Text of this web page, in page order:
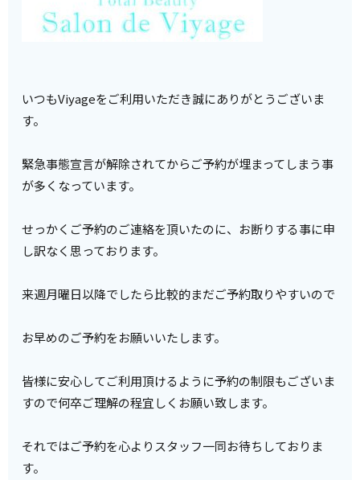
いつもViyageをご利用いただき誠にありがとうございま
す。
緊急事態宣言が解除されてからご予約が埋まってしまう事
が多くなっています。
せっかくご予約のご連絡を頂いたのに、お断りする事に申
し訳なく思っております。
来週月曜日以降でしたら比較的まだご予約取りやすいので
お早めのご予約をお願いいたします。
皆様に安心してご利用頂けるように予約の制限もございま
すので何卒ご理解の程宜しくお願い致します。
それではご予約を心よりスタッフ一同お待ちしておりま
す。